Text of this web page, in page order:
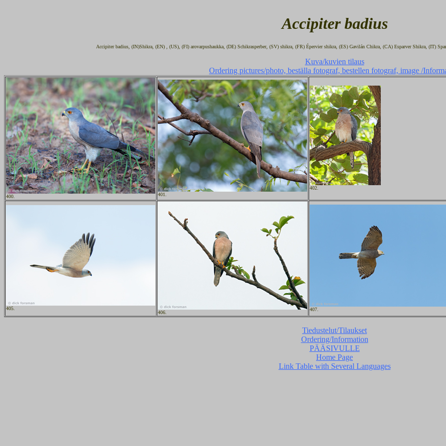
Accipiter badius
Accipiter badius, (IN)Shikra, (EN) , (US), (FI) arovarpushaukka, (DE) Schikrasperber, (SV) shikra, (FR) Épervier shikra, (ES) Gavilán Chikra, (CA) Esparver Shikra, (IT)
Kuva/kuvien tilaus
Ordering pictures/photo, beställa fotograf, bestellen fotograf, image /
400. 401.
402.
405.
406.
407.
Tiedustelut/Tilaukset
Ordering/Information
PÄÄSIVULLE
Home Page
Link Table with Several Languages